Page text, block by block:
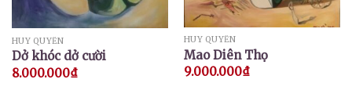
HUY QUYỂN
Dở khóc dở cười
8.000.000₫
HUY QUYỂN
Mao Diên Thọ
9.000.000₫